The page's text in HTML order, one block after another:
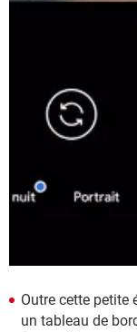
Outre cette petite
un tableau de